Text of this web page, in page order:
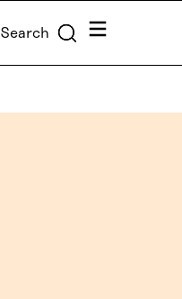
Search Menu